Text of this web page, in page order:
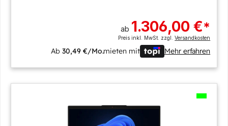
ab 1.306,00 €*
Preis inkl. MwSt. zzgl.Versandkosten
Ab30,49 €/Mo.mieten mit Mehr erfahren